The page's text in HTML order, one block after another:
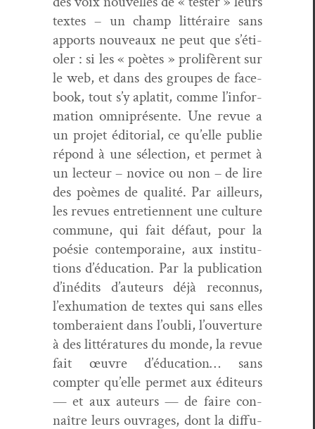
textes – un champ lit­téraire sans
apports nou­veaux ne peut que s’é­ti­
ol­er : si les « poètes » pro­lifèrent sur
le web, et dans des groupes de face­
book, tout s’y aplatit, comme l’in­for­
ma­tion omniprésente. Une revue a
un pro­jet édi­to­r­i­al, ce qu’elle pub­lie
répond à une sélec­tion, et per­met à
un lecteur – novice ou non – de lire
des poèmes de qual­ité. Par ailleurs,
les revues entre­ti­en­nent une cul­ture
com­mune, qui fait défaut, pour la
poésie con­tem­po­raine, aux insti­tu­
tions d’é­d­u­ca­tion. Par la pub­li­ca­tion
d’inédits d’au­teurs déjà recon­nus,
l’ex­huma­tion de textes qui sans elles
tomberaient dans l’ou­bli, l’ou­ver­ture
à des lit­téra­tures du monde, la revue
fait œuvre d’é­d­u­ca­tion… sans
compter qu’elle per­met aux édi­teurs
— et aux auteurs — de faire con­
naître leurs ouvrages, dont la dif­fu­